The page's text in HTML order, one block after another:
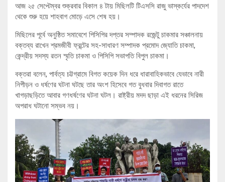
আজ ২৫ সেপ্টেম্বর শুক্রবার বিকাল ৪ টায় মিছিলটি টিএসসি রাজু ভাস্কর্যের পাদদেশ
থেকে শুরু হয়ে শাহবাগ মোড়ে এসে শেষ হয়।
মিছিলের পূর্বে অনুষ্ঠিত সমাবেশে পিসিপির দপ্তর সম্পাদক রজেন্টু চাকমার সঞ্চালনায়
বক্তব্য রাখেন শ্রমজীবী ফ্রন্টের সহ-সাধারণ সম্পাদক প্রমোদ জ্যোতি চাকমা,
কেন্দ্রীয় সদস্য রতন স্মৃতি চাকমা ও পিসিপি সভাপতি বিপুল চাকমা।
বক্তরা বলেন, পার্বত্য চট্টগ্রামে বিগত কয়েক দিন ধরে ধারাবাহিকভাবে যেভাবে নারী
নিপীড়ন ও ধর্ষণের ঘটনা ঘটছে তার অংশ হিসেবে গত বুধবার দিবাগত রাতে
খাগড়াছড়িতে আবার গণধর্ষণের ঘটনা ঘটল। রাষ্ট্রীয় মদদ ছাড়া এই ধরনের সিরিজ
অপরাধ ঘটানো সম্ভব নয়।